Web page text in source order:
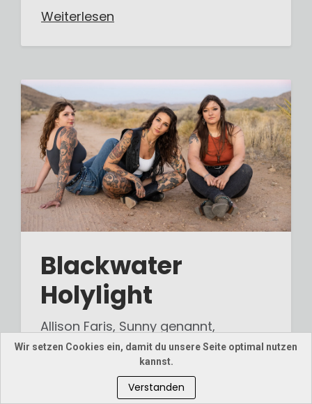
Wir setzen Cookies ein, damit du unsere Seite optimal nutzen
kannst.
Verstanden
Weiterlesen
Blackwater
Holylight
Allison Faris, Sunny genannt,
gründete vor zehn Jahren mit
befreundeten Musikerinnen in
Portland die Band Blackwater